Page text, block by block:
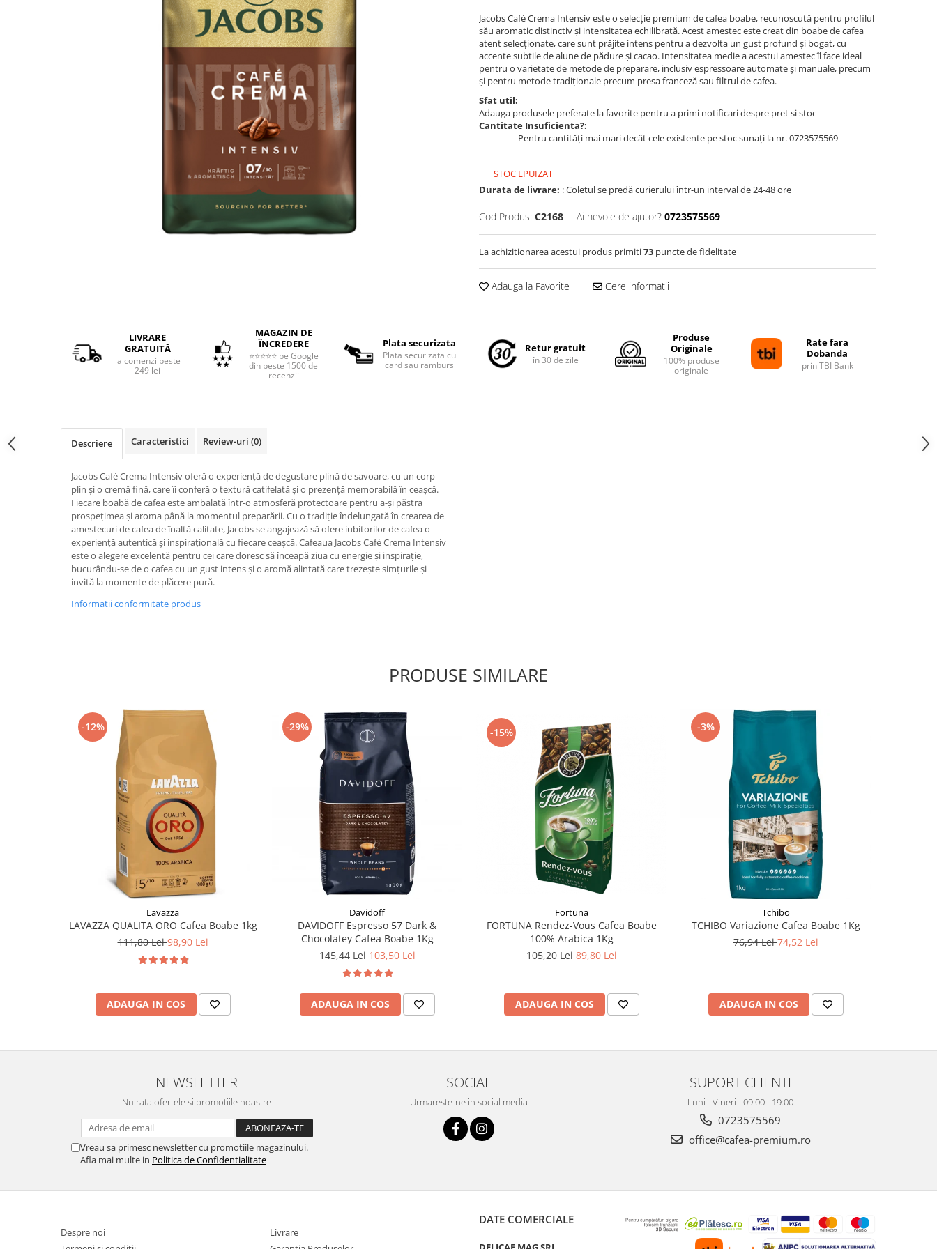
Jacobs Café Crema Intensiv este o selecție premium de cafea boabe, recunoscută pentru profilul
său aromatic distinctiv și intensitatea echilibrată. Acest amestec este creat din boabe de cafea
atent selecționate, care sunt prăjite intens pentru a dezvolta un gust profund și bogat, cu
accente subtile de alune de pădure și cacao. Intensitatea medie a acestui amestec îl face ideal
pentru o varietate de metode de preparare, inclusiv espressoare automate și manuale, precum
și pentru metode tradiționale precum presa franceză sau filtrul de cafea.
Sfat util:
Adauga produsele preferate la favorite pentru a primi notificari despre pret si stoc
Cantitate Insuficienta?:
Pentru cantități mai mari decât cele existente pe stoc sunați la nr. 0723575569
STOC EPUIZAT
Durata de livrare: : Coletul se predă curierului într-un interval de 24-48 ore
Cod Produs: C2168 Ai nevoie de ajutor? 0723575569
La achizitionarea acestui produs primiti73 puncte de fidelitate
Adauga la Favorite Cere informatii
LIVRARE
GRATUITĂ
la comenzi peste
249 lei
MAGAZIN DE
ÎNCREDERE
⭐⭐⭐⭐⭐ pe Google
din peste 1500 de
recenzii
Plata securizata
Plata securizata cu
card sau ramburs
Retur gratuit
în 30 de zile
Produse
Originale
100% produse
originale
Rate fara
Dobanda
prin TBI Bank
Descriere Caracteristici Review-uri (0)
Jacobs Café Crema Intensiv oferă o experiență de degustare plină de savoare, cu un corp
plin și o cremă fină, care îi conferă o textură catifelată și o prezență memorabilă în ceașcă.
Fiecare boabă de cafea este ambalată într-o atmosferă protectoare pentru a-și păstra
prospețimea și aroma până la momentul preparării. Cu o tradiție îndelungată în crearea de
amestecuri de cafea de înaltă calitate, Jacobs se angajează să ofere iubitorilor de cafea o
experiență autentică și inspirațională cu fiecare ceașcă. Cafeaua Jacobs Café Crema Intensiv
este o alegere excelentă pentru cei care doresc să înceapă ziua cu energie și inspirație,
bucurându-se de o cafea cu un gust intens și o aromă alintată care trezește simțurile și
invită la momente de plăcere pură.
Informatii conformitate produs
PRODUSE SIMILARE
-12%
Lavazza
LAVAZZA QUALITA ORO Cafea Boabe 1kg
111,80 Lei98,90 Lei
ADAUGA IN COS
-29%
Davidoff
DAVIDOFF Espresso 57 Dark &
Chocolatey Cafea Boabe 1Kg
145,44 Lei103,50 Lei
ADAUGA IN COS
-15%
Fortuna
FORTUNA Rendez-Vous Cafea Boabe
100% Arabica 1Kg
105,20 Lei89,80 Lei
ADAUGA IN COS
-3%
Tchibo
TCHIBO Variazione Cafea Boabe 1Kg
76,94 Lei74,52 Lei
ADAUGA IN COS
NEWSLETTER
Nu rata ofertele si promotiile noastre
Vreau sa primesc newsletter cu promotiile magazinului.
Afla mai multe in Politica de Confidentialitate
SOCIAL
Urmareste-ne in social media
SUPORT CLIENTI
Luni - Vineri - 09:00 - 19:00
0723575569
office@cafea-premium.ro
Despre noi
Livrare
DATE COMERCIALE